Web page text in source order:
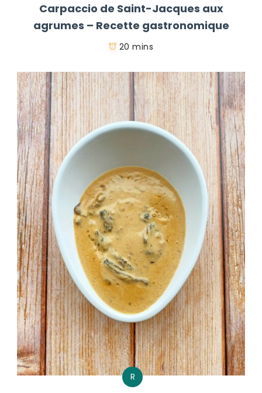
Carpaccio de Saint-Jacques aux
agrumes – Recette gastronomique
20 mins
R